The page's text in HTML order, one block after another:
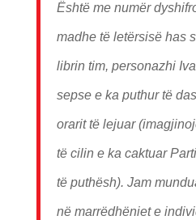
Është me numër
madhe të letërsisë has
librin tim, personazhi
sepse e ka puthur të
orarit të lejuar
të cilin e ka caktuar
të puthësh). Jam
në marrëdhëniet e